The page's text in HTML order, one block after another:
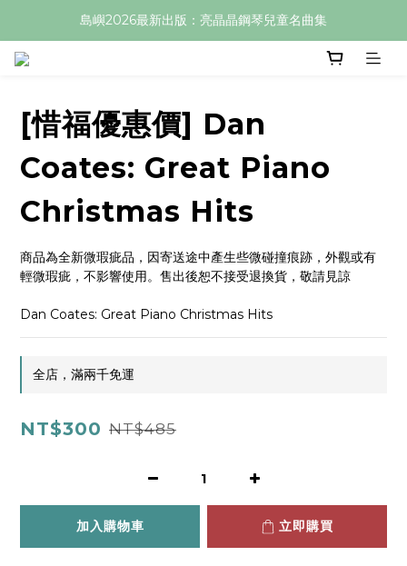
島嶼2026最新出版：亮晶晶鋼琴兒童名曲集
[惜福優惠價] Dan
Coates: Great Piano
Christmas Hits
商品為全新微瑕疵品，因寄送途中產生些微碰撞痕跡，外觀或有
輕微瑕疵，不影響使用。售出後恕不接受退換貨，敬請見諒
Dan Coates: Great Piano Christmas Hits
全店，滿兩千免運
NT$300 NT$485
加入購物車 立即購買